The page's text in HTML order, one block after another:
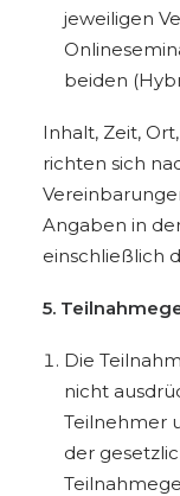
jeweiligen
beiden
Inhalt, Zeit,
richten sich
Angaben in
einschließlich
5.
Die
nicht
Teilnehmer
der